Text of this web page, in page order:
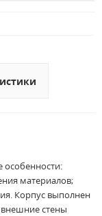
материалов;
Корпус выполнен
стены